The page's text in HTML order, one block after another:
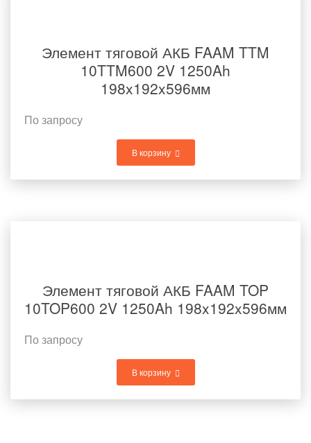
Элемент тяговой АКБ FAAM TTM
10TTM600 2V 1250Ah
198x192x596мм
По запросу
В корзину
Элемент тяговой АКБ FAAM TOP
10TOP600 2V 1250Ah 198x192x596мм
По запросу
В корзину